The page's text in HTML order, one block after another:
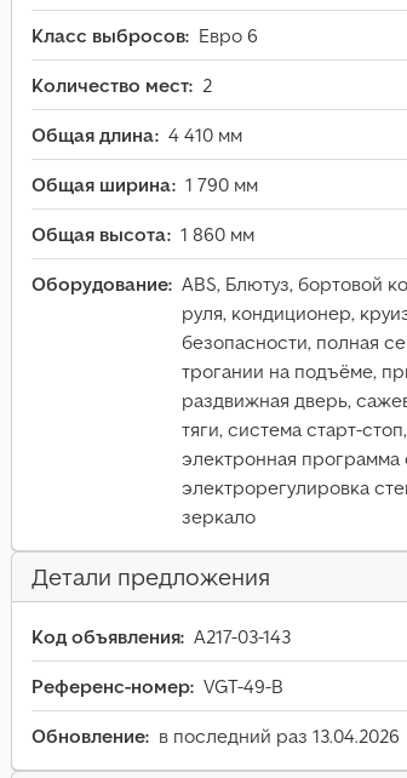
Класс выбросов: Евро 6
Количество мест: 2
Общая длина: 4 410 мм
Общая ширина: 1 790 мм
Общая высота: 1 860 мм
Оборудование: ABS, Блютуз, бортовой
руля, кондиционер,
безопасности, полная
трогании на подъёме,
раздвижная дверь,
тяги, система старт-
электронная программа
электрорегулировка
зеркало
Детали предложения
Код объявления: A217-03-143
Референс-номер: VGT-49-B
Обновление: в последний раз 13.04.2026